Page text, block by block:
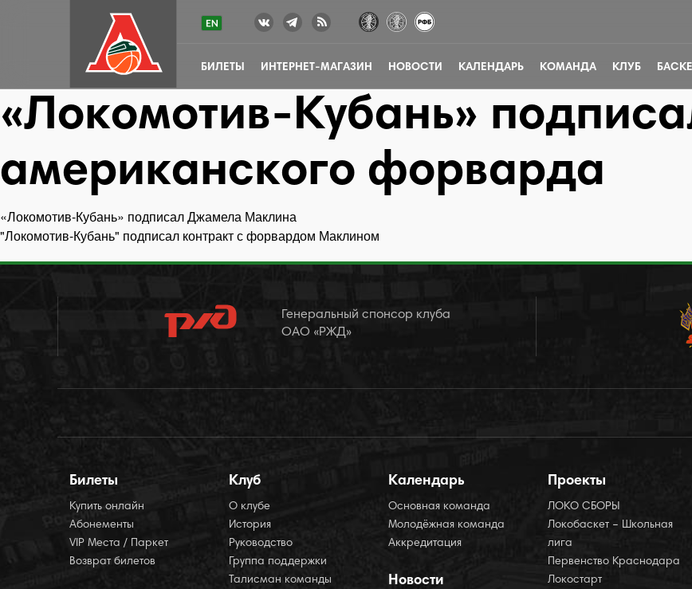
БИЛЕТЫ ИНТЕРНЕТ-МАГАЗИН НОВОСТИ КАЛЕНДАРЬ КОМАНДА КЛУБ
«Локомотив-Кубань»
американского форварда
Навигация
по
записям
«Локомотив-Кубань» подписал Джамела Маклина
"Локомотив-Кубань" подписал контракт с форвардом Маклином
Генеральный спонсор клуба
ОАО «РЖД»
Билеты
Купить онлайн
Абонементы
VIP Места / Паркет
Возврат билетов
Клуб
О клубе
История
Руководство
Группа поддержки
Талисман команды
Календарь
Основная команда
Молодёжная команда
Аккредитация
Новости
Проекты
ЛОКО СБОРЫ
Локобаскет – Школьная
лига
Первенство Краснодара
Локостарт